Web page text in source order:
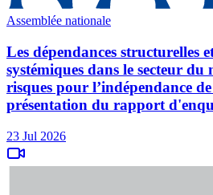
Assemblée nationale
Les dépendances structurelles
systémiques dans le secteur du
risques pour l’indépendance
présentation du rapport
23 Jul 2026